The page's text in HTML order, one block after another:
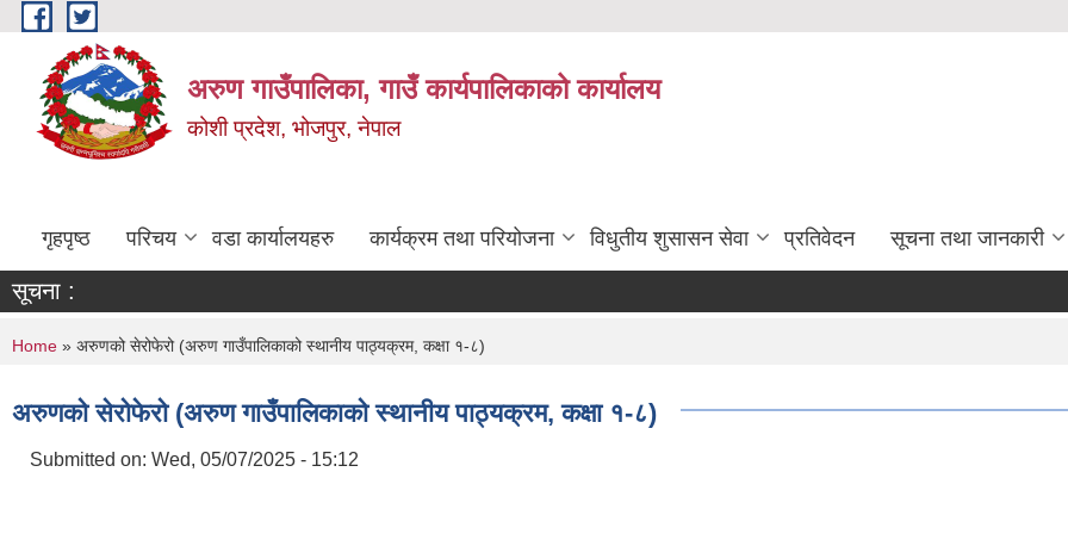
Skip to main content
अरुण गाउँपालिका, गाउँ कार्यपालिकाको कार्यालय
कोशी प्रदेश, भोजपुर, नेपाल
गृहपृष्ठ परिचय वडा कार्यालयहरु कार्यक्रम तथा परियोजना विधुतीय शुसासन सेवा प्रतिवेदन सूचना तथा जानकारी
सूचना :
You are here
Home » अरुणको सेरोफेरो (अरुण गाउँपालिकाको स्थानीय पाठ्यक्रम, कक्षा १-८)
अरुणको सेरोफेरो (अरुण गाउँपालिकाको स्थानीय पाठ्यक्रम, कक्षा १-८)
Submitted on: Wed, 05/07/2025 - 15:12